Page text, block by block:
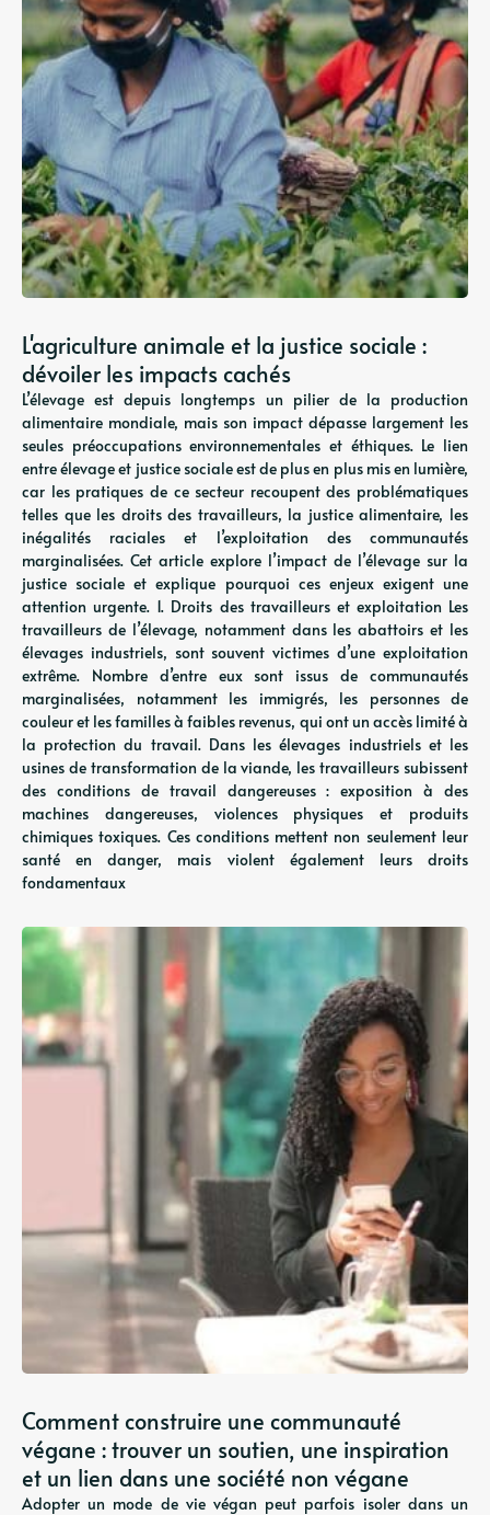
L'agriculture animale et la justice sociale :
dévoiler les impacts cachés
L’élevage est depuis longtemps un pilier de la production
alimentaire mondiale, mais son impact dépasse largement les
seules préoccupations environnementales et éthiques. Le lien
entre élevage et justice sociale est de plus en plus mis en lumière,
car les pratiques de ce secteur recoupent des problématiques
telles que les droits des travailleurs, la justice alimentaire, les
inégalités raciales et l’exploitation des communautés
marginalisées. Cet article explore l’impact de l’élevage sur la
justice sociale et explique pourquoi ces enjeux exigent une
attention urgente. 1. Droits des travailleurs et exploitation Les
travailleurs de l’élevage, notamment dans les abattoirs et les
élevages industriels, sont souvent victimes d’une exploitation
extrême. Nombre d’entre eux sont issus de communautés
marginalisées, notamment les immigrés, les personnes de
couleur et les familles à faibles revenus, qui ont un accès limité à
la protection du travail. Dans les élevages industriels et les
usines de transformation de la viande, les travailleurs subissent
des conditions de travail dangereuses : exposition à des
machines dangereuses, violences physiques et produits
chimiques toxiques. Ces conditions mettent non seulement leur
santé en danger, mais violent également leurs droits
fondamentaux
Comment construire une communauté
végane : trouver un soutien, une inspiration
et un lien dans une société non végane
Adopter un mode de vie végan peut parfois isoler dans un